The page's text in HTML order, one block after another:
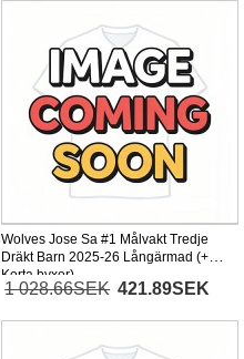
Wolves Jose Sa #1 Målvakt Tredje
Dräkt Barn 2025-26 Långärmad (+
Korta byxor)
1 028.66SEK 421.89SEK